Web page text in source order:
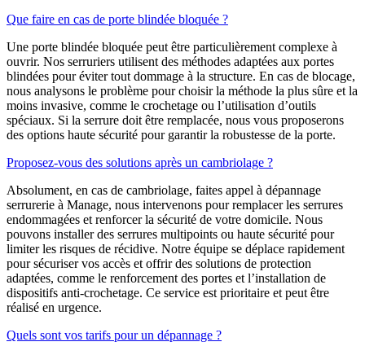
Que faire en cas de porte blindée bloquée ?
Une porte blindée bloquée peut être particulièrement complexe à
ouvrir. Nos serruriers utilisent des méthodes adaptées aux portes
blindées pour éviter tout dommage à la structure. En cas de blocage,
nous analysons le problème pour choisir la méthode la plus sûre et la
moins invasive, comme le crochetage ou l’utilisation d’outils
spéciaux. Si la serrure doit être remplacée, nous vous proposerons
des options haute sécurité pour garantir la robustesse de la porte.
Proposez-vous des solutions après un cambriolage ?
Absolument, en cas de cambriolage, faites appel à dépannage
serrurerie à Manage, nous intervenons pour remplacer les serrures
endommagées et renforcer la sécurité de votre domicile. Nous
pouvons installer des serrures multipoints ou haute sécurité pour
limiter les risques de récidive. Notre équipe se déplace rapidement
pour sécuriser vos accès et offrir des solutions de protection
adaptées, comme le renforcement des portes et l’installation de
dispositifs anti-crochetage. Ce service est prioritaire et peut être
réalisé en urgence.
Quels sont vos tarifs pour un dépannage ?